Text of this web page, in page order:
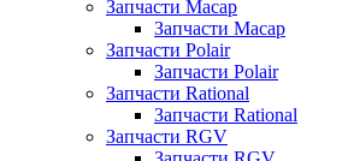
Запчасти Macap
Запчасти Macap
Запчасти Polair
Запчасти Polair
Запчасти Rational
Запчасти Rational
Запчасти RGV